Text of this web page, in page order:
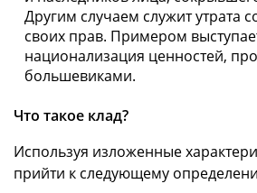
Другим случаем служит утрата
своих прав. Примером
национализация ценностей,
большевиками.
Что такое клад?
Используя изложенные
прийти к следующему